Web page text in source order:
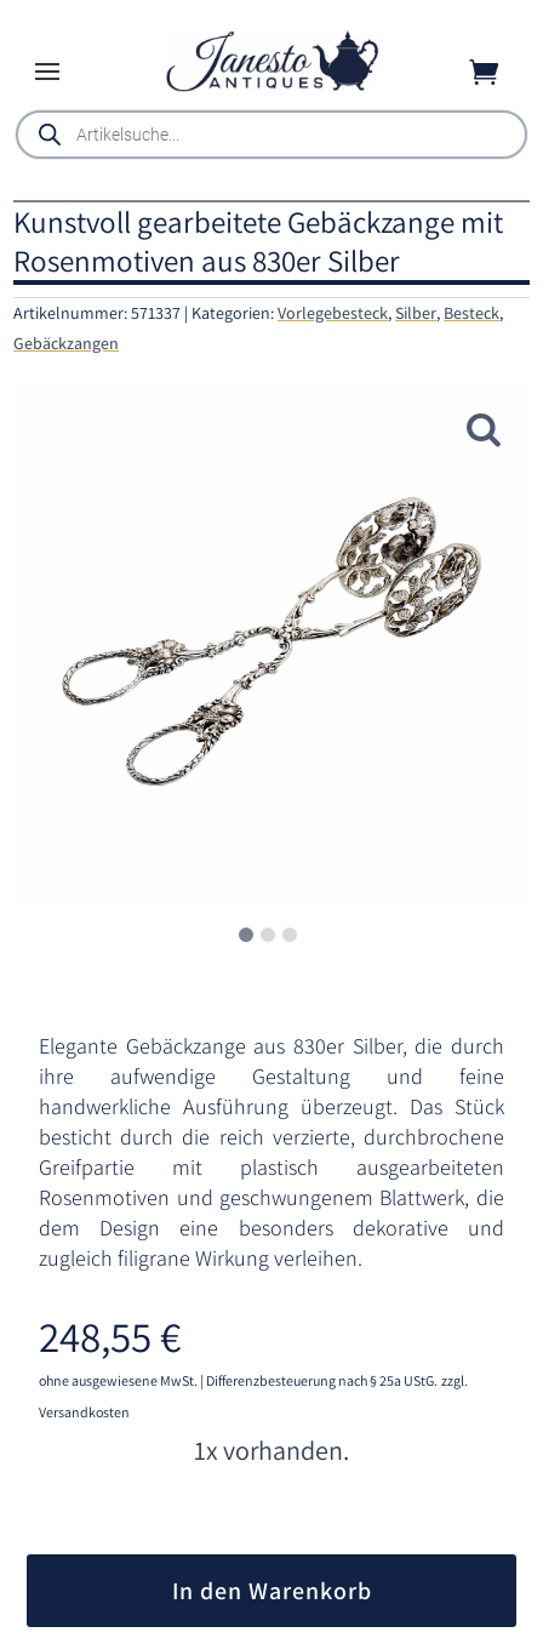

Products
search
Kunstvoll gearbeitete Gebäckzange mit
Rosenmotiven aus 830er Silber
Artikelnummer:571337 Kategorien:Vorlegebesteck,Silber, Besteck,
Gebäckzangen
Elegante Gebäckzange aus 830er Silber, die durch
ihre aufwendige Gestaltung und feine
handwerkliche Ausführung überzeugt. Das Stück
besticht durch die reich verzierte, durchbrochene
Greifpartie mit plastisch ausgearbeiteten
Rosenmotiven und geschwungenem Blattwerk, die
dem Design eine besonders dekorative und
zugleich filigrane Wirkung verleihen.
248,55€
ohne ausgewiesene MwSt. | Differenzbesteuerung nach § 25a UStG. zzgl.
Versandkosten
1x vorhanden.
In den Warenkorb